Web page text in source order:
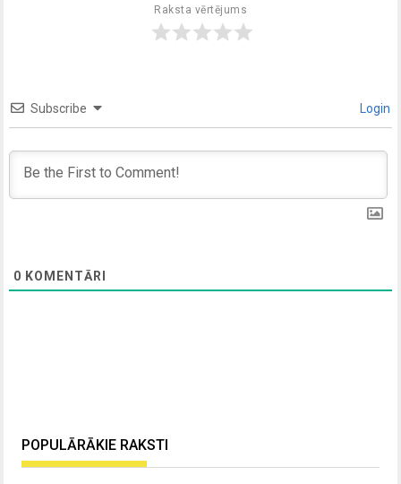
Raksta vērtējums
Subscribe Login
0 KOMENTĀRI
POPULĀRĀKIE RAKSTI